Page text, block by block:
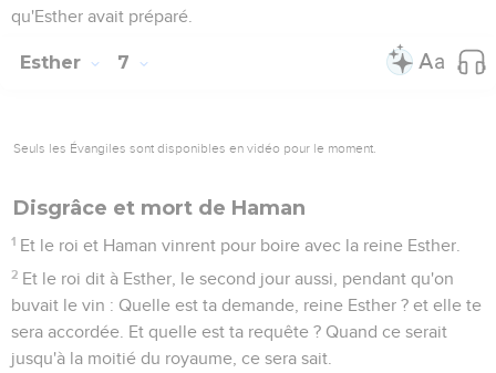
qu'Esther avait préparé.
Esther 7
Seuls les Évangiles sont disponibles en vidéo pour le moment.
Disgrâce et mort de Haman
1 Et le roi et Haman vinrent pour boire avec la reine Esther.
2 Et le roi dit à Esther, le second jour aussi, pendant qu'on
buvait le vin : Quelle est ta demande, reine Esther ? et elle te
sera accordée. Et quelle est ta requête ? Quand ce serait
jusqu'à la moitié du royaume, ce sera sait.